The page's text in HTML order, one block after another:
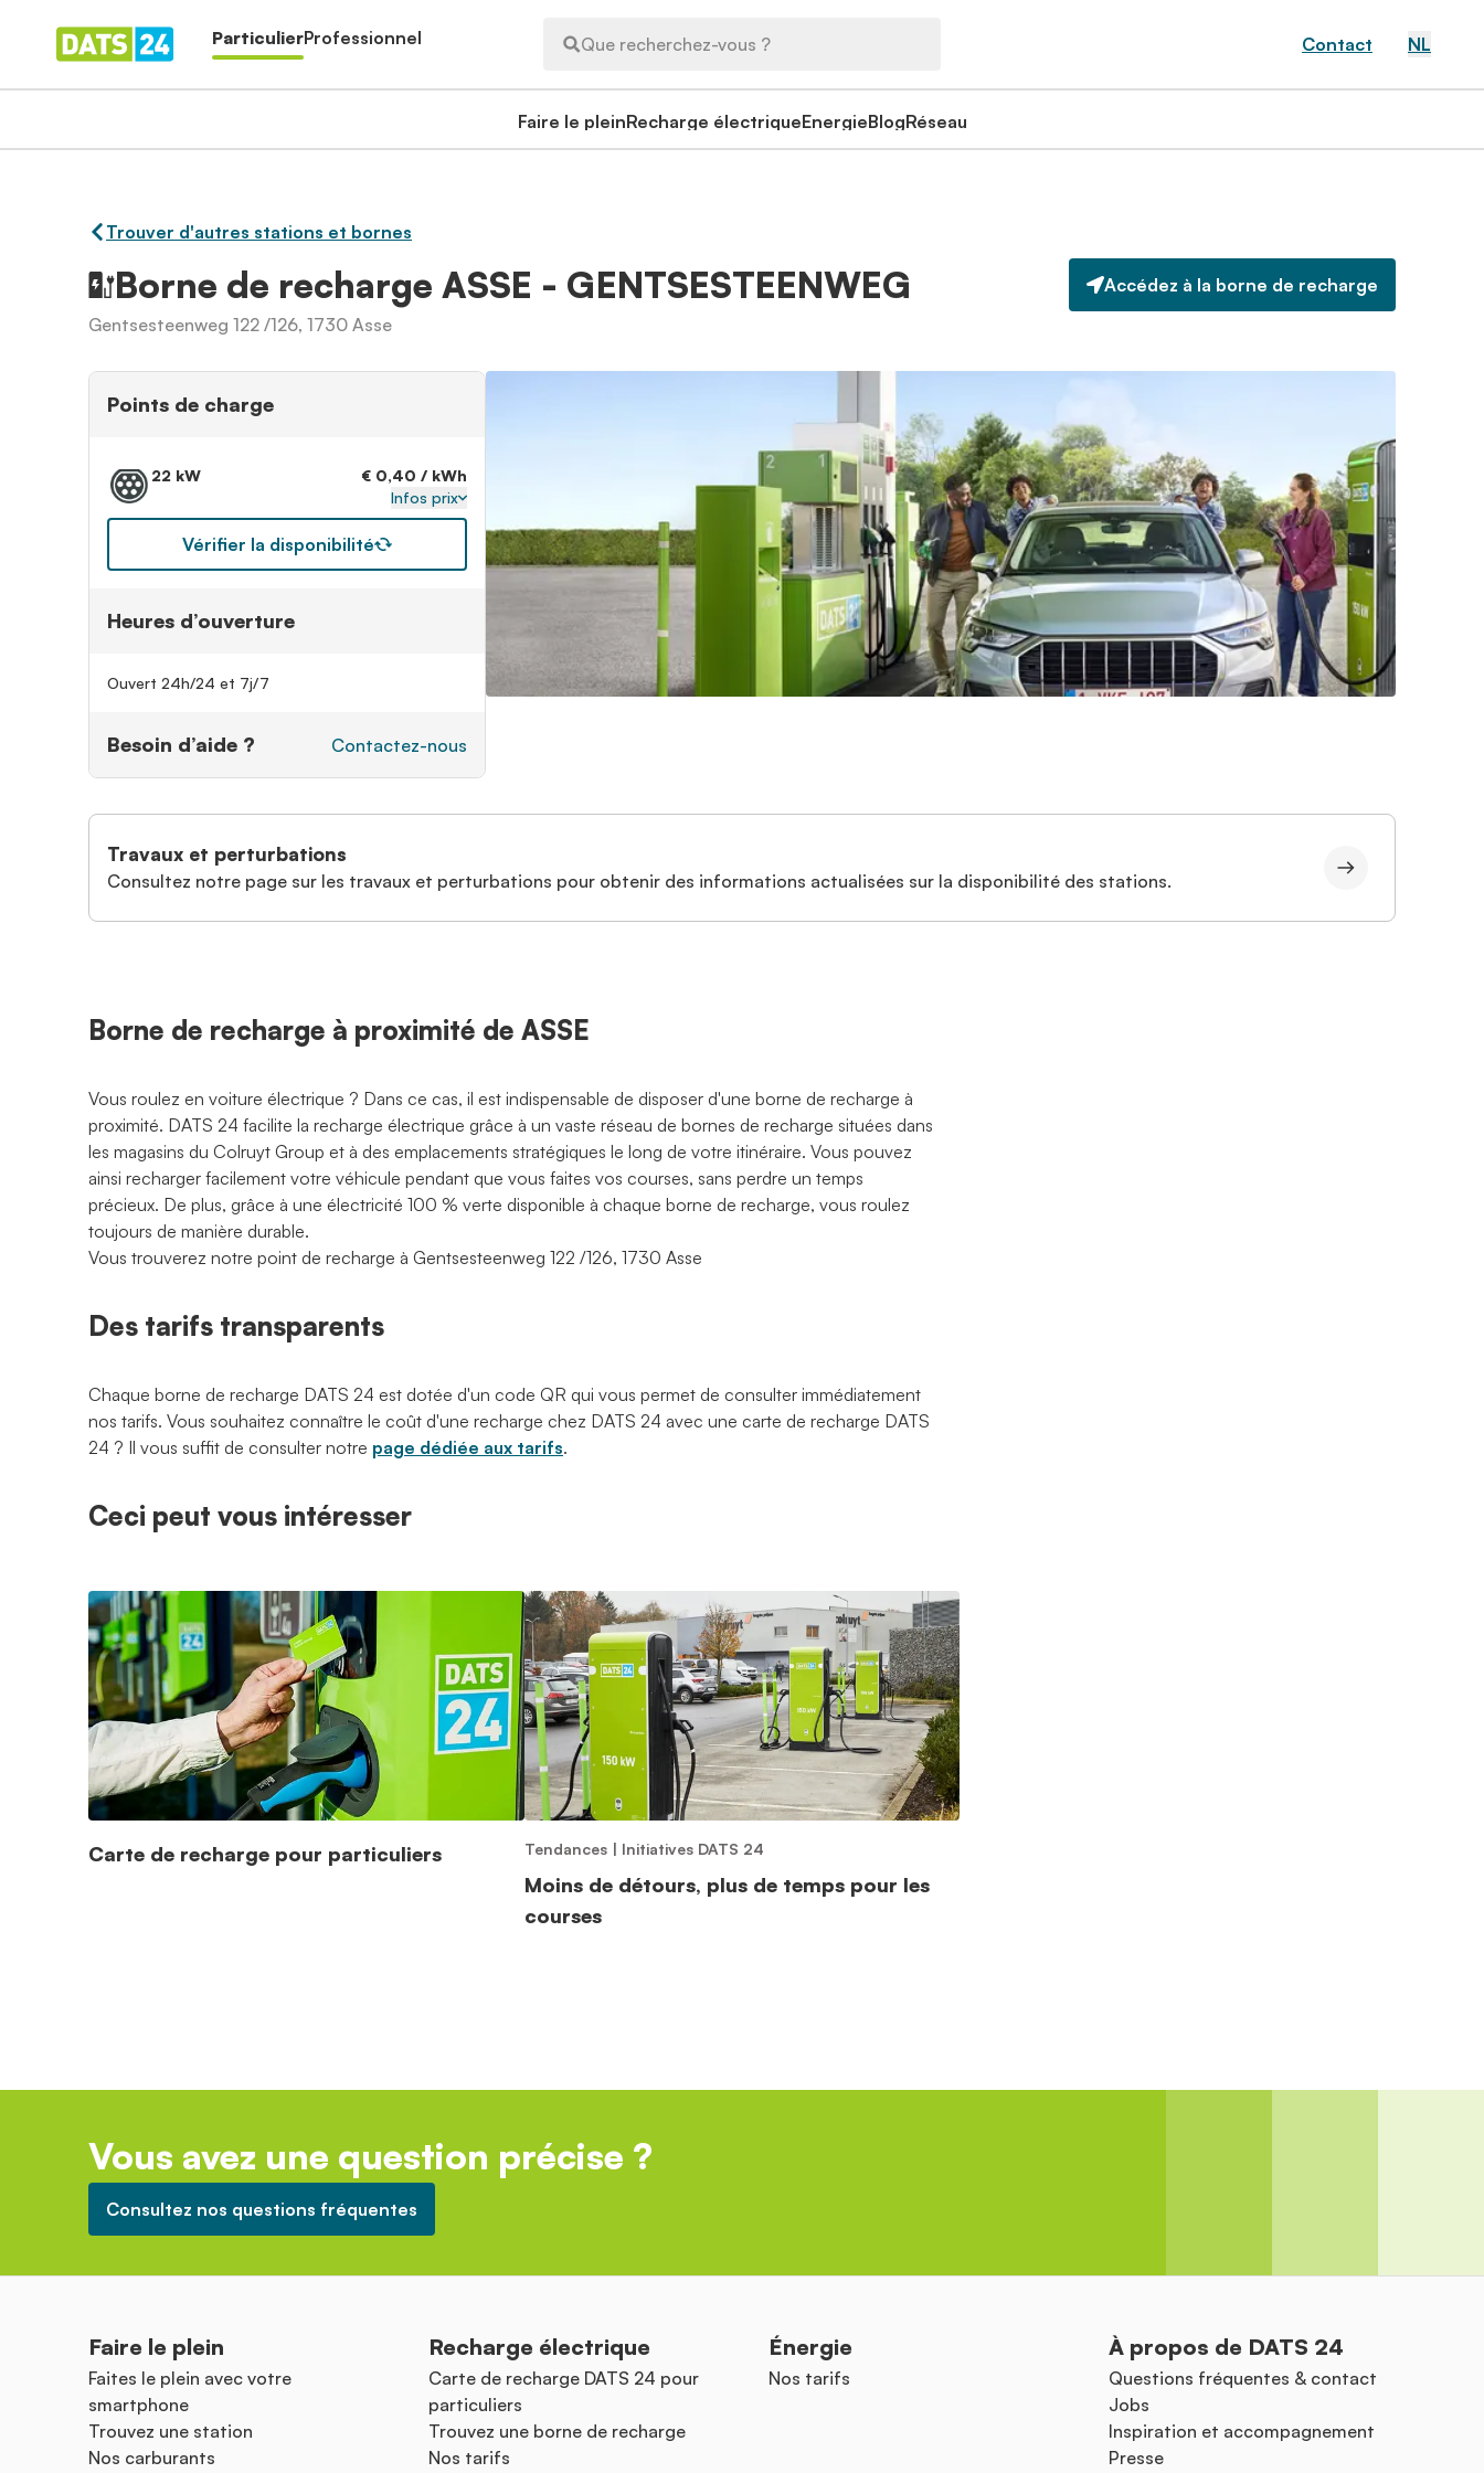
ParticulierProfessionnel Que recherchez-vous ? Contact NL
Faire le pleinRecharge électriqueEnergieBlogRéseau
Trouver d'autres stations et bornes
Borne de recharge ASSE - GENTSESTEENWEG
Accédez à la borne de recharge
Gentsesteenweg 122 /126, 1730 Asse
Points de charge
22 kW
€ 0,40 / kWh
Infos prix
Vérifier la disponibilité
Heures d’ouverture
Ouvert 24h/24 et 7j/7
Besoin d’aide ? Contactez-nous
Travaux et perturbations
Consultez notre page sur les travaux et perturbations pour obtenir des informations actualisées sur la disponibilité des stations.
Borne de recharge à proximité de ASSE
Vous roulez en voiture électrique ? Dans ce cas, il est indispensable de disposer d'une borne de recharge à
proximité. DATS 24 facilite la recharge électrique grâce à un vaste réseau de bornes de recharge situées dans
les magasins du Colruyt Group et à des emplacements stratégiques le long de votre itinéraire. Vous pouvez
ainsi recharger facilement votre véhicule pendant que vous faites vos courses, sans perdre un temps
précieux. De plus, grâce à une électricité 100 % verte disponible à chaque borne de recharge, vous roulez
toujours de manière durable.
Vous trouverez notre point de recharge à Gentsesteenweg 122 /126, 1730 Asse
Des tarifs transparents
Chaque borne de recharge DATS 24 est dotée d'un code QR qui vous permet de consulter immédiatement
nos tarifs. Vous souhaitez connaître le coût d'une recharge chez DATS 24 avec une carte de recharge DATS
24 ? Il vous suffit de consulter notre page dédiée aux tarifs.
Ceci peut vous intéresser
Carte de recharge pour particuliers Tendances | Initiatives DATS 24
Moins de détours, plus de temps pour les
courses
Vous avez une question précise ?
Consultez nos questions fréquentes
Faire le plein
Faites le plein avec votre
smartphone
Trouvez une station
Nos carburants
Recharge électrique
Carte de recharge DATS 24 pour
particuliers
Trouvez une borne de recharge
Nos tarifs
Énergie
Nos tarifs
À propos de DATS 24
Questions fréquentes & contact
Jobs
Inspiration et accompagnement
Presse